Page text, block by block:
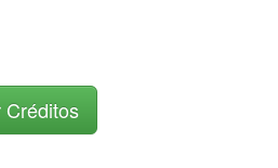
Créditos